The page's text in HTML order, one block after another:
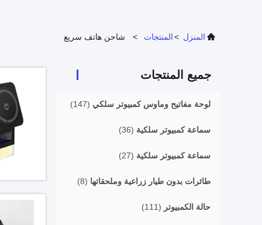
المنزل >المنتجات > شاحن هاتف سريع
جميع المنتجات
لوحة مفاتيح وماوس كمبيوتر سلكي (147)
سماعة كمبيوتر سلكية (36)
سماعة كمبيوتر سلكية (27)
طائرات بدون طيار زراعية وملحقاتها (8)
حالة الكمبيوتر (111)